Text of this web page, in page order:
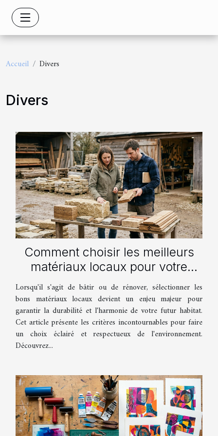
Accueil Divers
Divers
Comment choisir les meilleurs
matériaux locaux pour votre
maison ?
Lorsqu'il s'agit de bâtir ou de rénover, sélectionner les
bons matériaux locaux devient un enjeu majeur pour
garantir la durabilité et l'harmonie de votre futur habitat.
Cet article présente les critères incontournables pour faire
un choix éclairé et respectueux de l'environnement.
Découvrez...